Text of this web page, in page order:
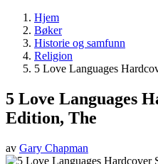
Hjem
Bøker
Historie og samfunn
Religion
5 Love Languages
5 Love Languages
Edition, The
av Gary Chapman